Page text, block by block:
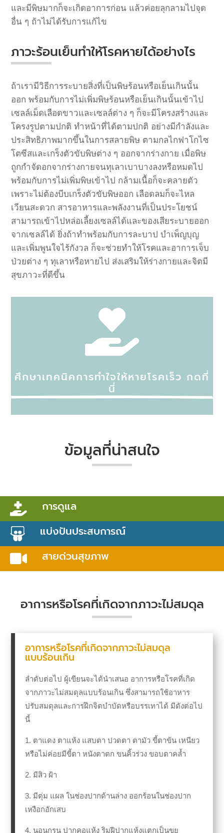
และมีพิษมากก็จะเกิดอาการก่อน แล้วค่อยลุกลามไปจุด
อื่น ๆ ถ้าไม่ได้รับการแก้ไข
ภาวะร้อนเย็นทำให้โรคหายได้อย่างไร
ถ้าเรามีวิธีการระบายสิ่งที่เป็นพิษร้อนหรือเย็นเกินนั้น
ออก พร้อมกับการไม่เพิ่มพิษร้อนหรือเย็นเกินนั้นเข้าไป
เซลล์เม็ดเลือดขาวและเซลล์ต่าง ๆ ก็จะมีโครงสร้างและ
โครงรูปตามปกติ ทำหน้าที่ได้ตามปกติ อย่างมีกำลังและ
ประสิทธิภาพมากขึ้นในการสลายพิษ ตามกลไกฟาโกไซ
โตซีสและเกร็งตัวขับพิษต่าง ๆ ออกจากร่างกาย เมื่อพิษ
ถูกกำจัดอกจากร่างกายจนทุเลาเบาบางลงหรือหมดไป
พร้อมกับการไม่เพิ่มพิษเข้าไป กล้ามเนื้อก็จะคลายตัว
เพราะไม่ต้องบีบเกร็งตัวขับพิษออก เลือดลมก็จะไหล
เวียนสะดวก สารอาหารและพลังงานที่เป็นประโยชน์
สามารถเข้าไปหล่อเลี้ยงเซลล์ได้และของเสียระบายออก
จากเซลล์ได้ ยิ่งถ้าทำพร้อมกับการละบาป บำเพ็ญบุญ
และเพิ่มพูนใจไร้กังวล ก็จะช่วยทำให้โรคและอาการเจ็บ
ป่วยต่าง ๆ ทุเลาหรือหายไป ส่งเสริมให้ร่างกายและจิตมี
สุขภาวะที่ดีขึ้น

ศึกษาเทคนิคการทำใจให้หายโรคเร็ว กดที่
นี่
ข้อมูลที่น่าสนใจ

การดูแล

แบ่งปันประสบการณ์

สายด่วนสุขภาพ
อาการหรือโรคที่เกิดจากภาวะไม่สมดุล
อาการหรือโรคที่เกิดจากภาวะไม่สมดุล
แบบร้อนเกิน
ลำดับต่อไป ผู้เขียนจะได้นำเสนอ อาการหรือโรคที่เกิด
จากภาวะไม่สมดุลแบบร้อนเกิน ซึ่งสามารถใช้อาหาร
ปรับสมดุลและการฝึกจิตบำบัดหรือบรรเทาได้ มีดังต่อไป
นี้
1. ตาแดง ตาแห้ง แสบตา ปวดตา ตามัว ขี้ตาข้น เหนียว
หรือไม่ค่อยมีขี้ตา หนังตาตก ขนคิ้วร่วง ขอบตาคล้ำ
2. มีสิว ฝ้า
3. มีตุ่ม แผล ในช่องปากด้านล่าง ออกร้อนในช่องปาก
เหงือกอักเสบ
4. นอนกรน ปากคอแห้ง ริมฝีปากแห้งแตกเป็นขุย